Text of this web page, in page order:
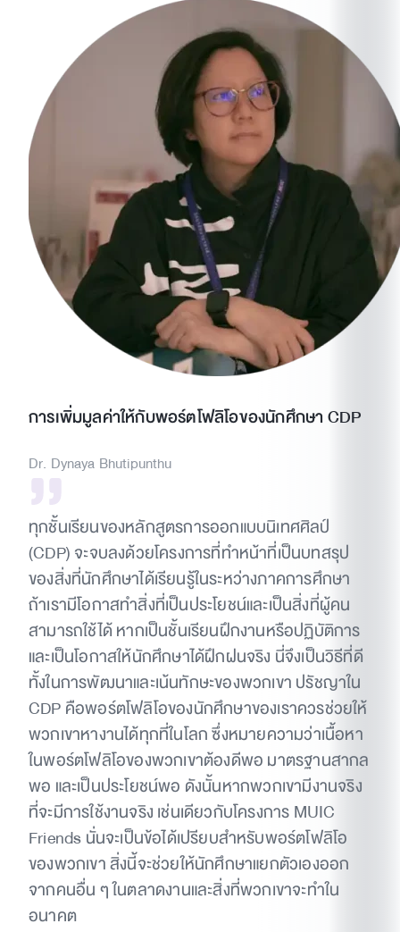
การเพิ่มมูลค่าให้กับพอร์ตโฟลิโอของนักศึกษา CDP
Dr. Dynaya Bhutipunthu
ทุกชั้นเรียนของหลักสูตรการออกแบบนิเทศศิลป์
(CDP) จะจบลงด้วยโครงการที่ทำหน้าที่เป็นบทสรุป
ของสิ่งที่นักศึกษาได้เรียนรู้ในระหว่างภาคการศึกษา
ถ้าเรามีโอกาสทำสิ่งที่เป็นประโยชน์และเป็นสิ่งที่ผู้คน
สามารถใช้ได้ หากเป็นชั้นเรียนฝึกงานหรือปฏิบัติการ
และเป็นโอกาสให้นักศึกษาได้ฝึกฝนจริง นี่จึงเป็นวิธีที่ดี
ทั้งในการพัฒนาและเน้นทักษะของพวกเขา ปรัชญาใน
CDP คือพอร์ตโฟลิโอของนักศึกษาของเราควรช่วยให้
พวกเขาหางานได้ทุกที่ในโลก ซึ่งหมายความว่าเนื้อหา
ในพอร์ตโฟลิโอของพวกเขาต้องดีพอ มาตรฐานสากล
พอ และเป็นประโยชน์พอ ดังนั้นหากพวกเขามีงานจริง
ที่จะมีการใช้งานจริง เช่นเดียวกับโครงการ MUIC
Friends นั่นจะเป็นข้อได้เปรียบสำหรับพอร์ตโฟลิโอ
ของพวกเขา สิ่งนี้จะช่วยให้นักศึกษาแยกตัวเองออก
จากคนอื่น ๆ ในตลาดงานและสิ่งที่พวกเขาจะทำใน
อนาคต